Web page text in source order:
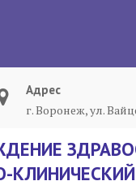
Адрес
г. Воронеж, ул.